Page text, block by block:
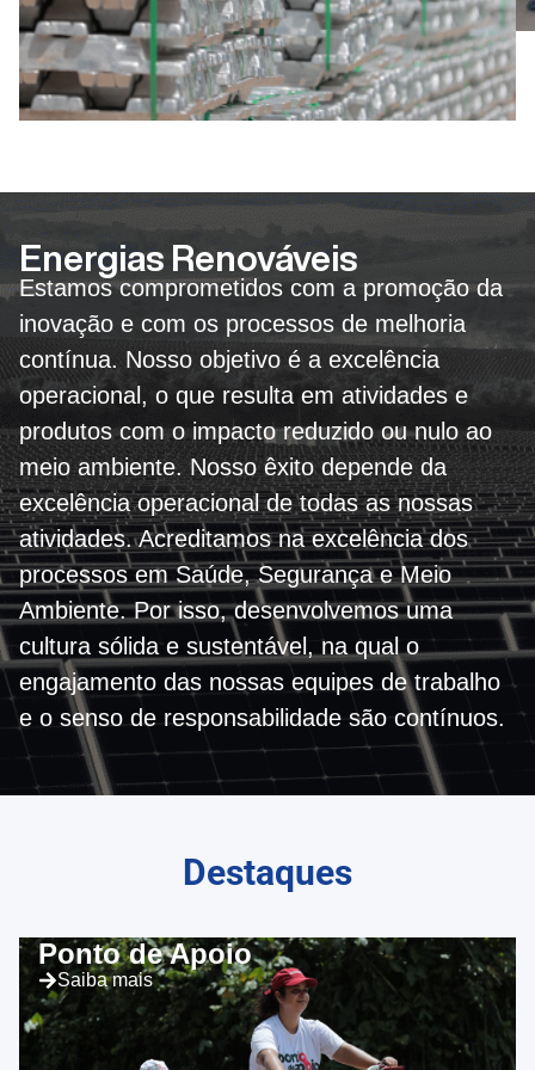
Energias Renováveis
Estamos comprometidos com a promoção da
inovação e com os processos de melhoria
contínua. Nosso objetivo é a excelência
operacional, o que resulta em atividades e
produtos com o impacto reduzido ou nulo ao
meio ambiente. Nosso êxito depende da
excelência operacional de todas as nossas
atividades. Acreditamos na excelência dos
processos em Saúde, Segurança e Meio
Ambiente. Por isso, desenvolvemos uma
cultura sólida e sustentável, na qual o
engajamento das nossas equipes de trabalho
e o senso de responsabilidade são contínuos.
Destaques
Ponto de Apoio
Saiba mais